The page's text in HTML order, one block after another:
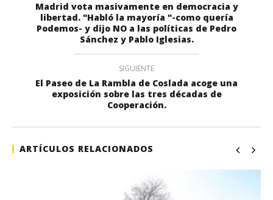
Madrid vota masivamente en democracia y
libertad. "Habló la mayoría "-como quería
Podemos- y dijo NO a las políticas de Pedro
Sánchez y Pablo Iglesias.
SIGUIENTE
El Paseo de La Rambla de Coslada acoge una
exposición sobre las tres décadas de
Cooperación.
ARTÍCULOS RELACIONADOS